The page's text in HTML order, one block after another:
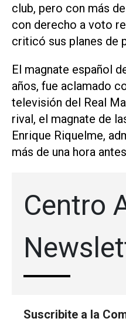
club, pero con ‌más
‌con derecho a voto
criticó sus planes de
El magnate español
años, fue aclamado
televisión del Real
rival, el magnate de
Enrique Riquelme,
más de una hora